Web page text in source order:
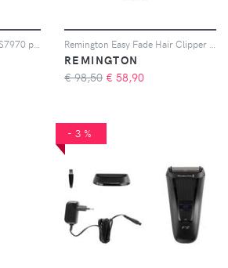
REMINGTON
€ 98,50 € 58,90
-3%